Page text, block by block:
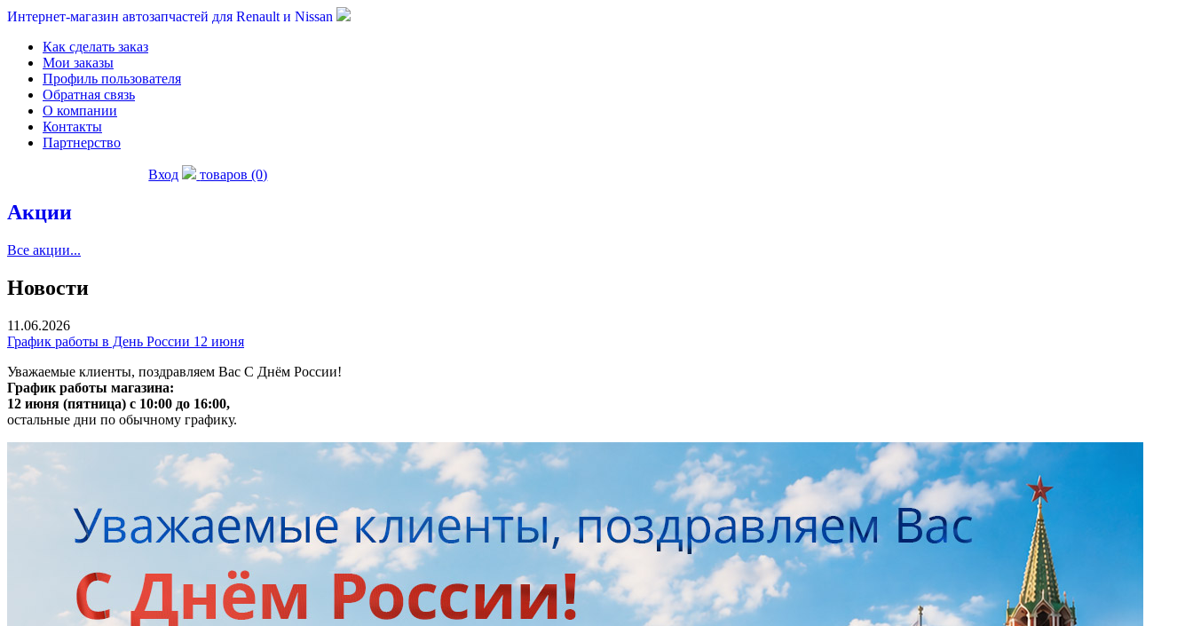
Интернет-магазин автозапчастей для Renault и Nissan
Как сделать заказ
Мои заказы
Профиль пользователя
Обратная связь
О компании
Контакты
Партнерство
Вход товаров (0)
Акции
Все акции...
Новости
11.06.2026
График работы в День России 12 июня
Уважаемые клиенты, поздравляем Вас С Днём России!
График работы магазина:
12 июня (пятница) с 10:00 до 16:00,
остальные дни по обычному графику.